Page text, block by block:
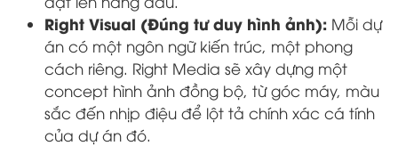
Right Visual (Đúng tư duy hình ảnh): Mỗi dự
án có một ngôn ngữ kiến trúc, một phong
cách riêng. Right Media sẽ xây dựng một
concept hình ảnh đồng bộ, từ góc máy, màu
sắc đến nhịp điệu để lột tả chính xác cá tính
của dự án đó.